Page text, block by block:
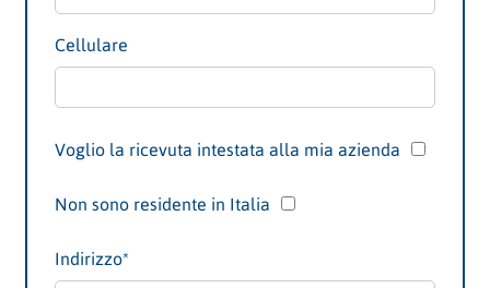
Cellulare
Voglio la ricevuta intestata alla mia azienda
Non sono residente in Italia
Indirizzo*